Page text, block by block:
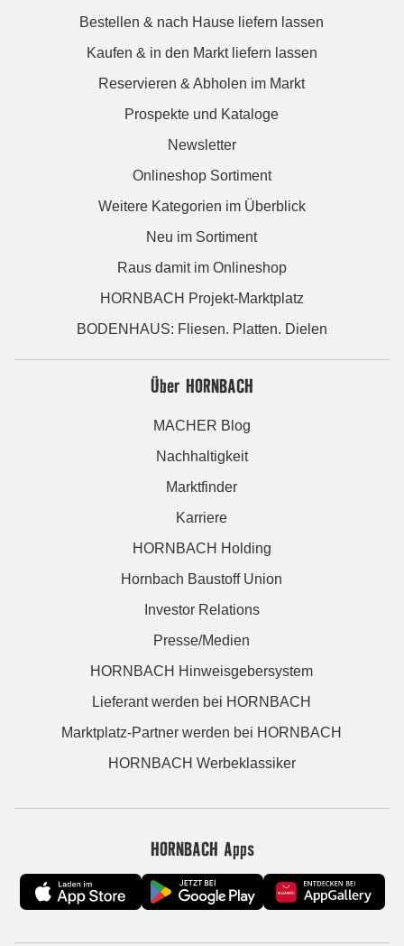
Bestellen & nach Hause liefern lassen
Kaufen & in den Markt liefern lassen
Reservieren & Abholen im Markt
Prospekte und Kataloge
Newsletter
Onlineshop Sortiment
Weitere Kategorien im Überblick
Neu im Sortiment
Raus damit im Onlineshop
HORNBACH Projekt-Marktplatz
BODENHAUS: Fliesen. Platten. Dielen
Über HORNBACH
MACHER Blog
Nachhaltigkeit
Marktfinder
Karriere
HORNBACH Holding
Hornbach Baustoff Union
Investor Relations
Presse/Medien
HORNBACH Hinweisgebersystem
Lieferant werden bei HORNBACH
Marktplatz-Partner werden bei HORNBACH
HORNBACH Werbeklassiker
HORNBACH Apps